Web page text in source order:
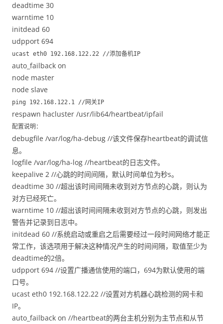
deadtime 30
warntime 10
initdead 60
udpport 694
ucast eth0 192.168.122.22 //添加备机IP
auto_failback on
node master
node slave
ping 192.168.122.1 //网关IP
respawn hacluster /usr/lib64/heartbeat/ipfail
配置说明：
debugfile /var/log/ha-debug //该文件保存heartbeat的调试信
息。
logfile /var/log/ha-log //heartbeat的日志文件。
keepalive 2 //心跳的时间间隔，默认时间单位为秒s。
deadtime 30 //超出该时间间隔未收到对方节点的心跳，则认为
对方已经死亡。
warntime 10 //超出该时间间隔未收到对方节点的心跳，则发出
警告并记录到日志中。
initdead 60 //系统启动或重启之后需要经过一段时间网络才能正
常工作，该选项用于解决这种情况产生的时间间隔，取值至少为
deadtime的2倍。
udpport 694 //设置广播通信使用的端口，694为默认使用的端
口号。
ucast eth0 192.168.122.22 //设置对方机器心跳检测的网卡和
IP。
auto_failback on //heartbeat的两台主机分别为主节点和从节